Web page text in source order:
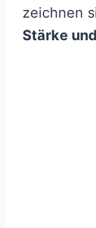
zeichnen
Stärke